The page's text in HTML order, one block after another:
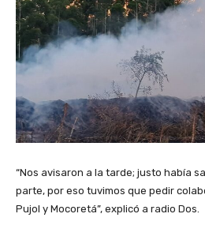
“Nos avisaron a la tarde; justo había
parte, por eso tuvimos que pedir
Pujol y Mocoretá”, explicó a radio Dos.